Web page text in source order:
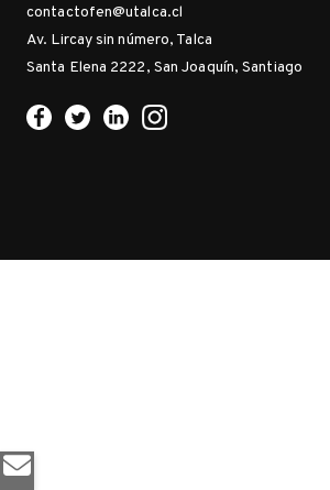
contactofen@utalca.cl
Av. Lircay sin número, Talca
Santa Elena 2222, San Joaquín, Santiago